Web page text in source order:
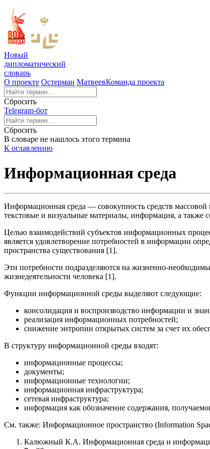
Новый
дипломатический
словарь
О проекте Остерман МатвеевКоманда проекта
Сбросить
Telegram-бот
Сбросить
В словаре не нашлось этого термина
К оглавлению
Информационная среда
Информационная среда — совокупность средств
текстовые и визуальные материалы, информация, а
Целью взаимодействий субъектов информационных
является удовлетворение потребностей в информации
пространства существования [1].
Эти потребности подразделяются на жизненно-
жизнедеятельности человека [1].
Функции информационной среды выделяют следующие:
консолидация и воспроизводство информации и
реализация информационных потребностей;
снижение энтропии открытых систем за счет их
В структуру информационной среды входят:
информационные процессы;
документы;
информационные технологии;
информационная инфраструктура;
сетевая инфраструктура;
информация как обозначение содержания,
См. также: Информационное пространство (Information
Калюжный К.А. Информационная среда и